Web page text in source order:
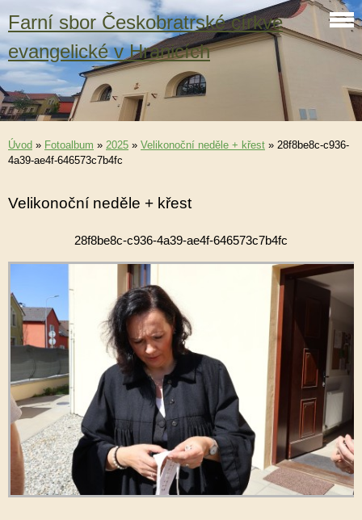
Farní sbor Českobratrské církve
evangelické v Hranicích
Úvod » Fotoalbum » 2025 » Velikonoční neděle + křest » 28f8be8c-c936-
4a39-ae4f-646573c7b4fc
Velikonoční neděle + křest
28f8be8c-c936-4a39-ae4f-646573c7b4fc